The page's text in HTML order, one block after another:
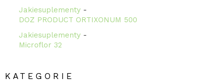
Jakiesuplementy -
DOZ PRODUCT ORTIXONUM 500
Jakiesuplementy -
Microflor 32
KATEGORIE